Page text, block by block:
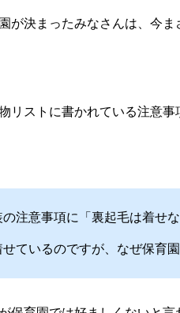
が決まったみなさんは、今
リストに書かれている注意
の注意事項に「裏起毛は着せ
せているのですが、なぜ保育